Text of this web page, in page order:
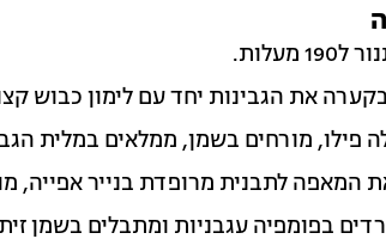
מעלות.
את הגבינות יחד עם לימון כבוש
פילו, מורחים בשמן, ממלאים במלית
המאפה לתבנית מרופדת בנייר אפייה,
בפומפיה עגבניות ומתבלים בשמן